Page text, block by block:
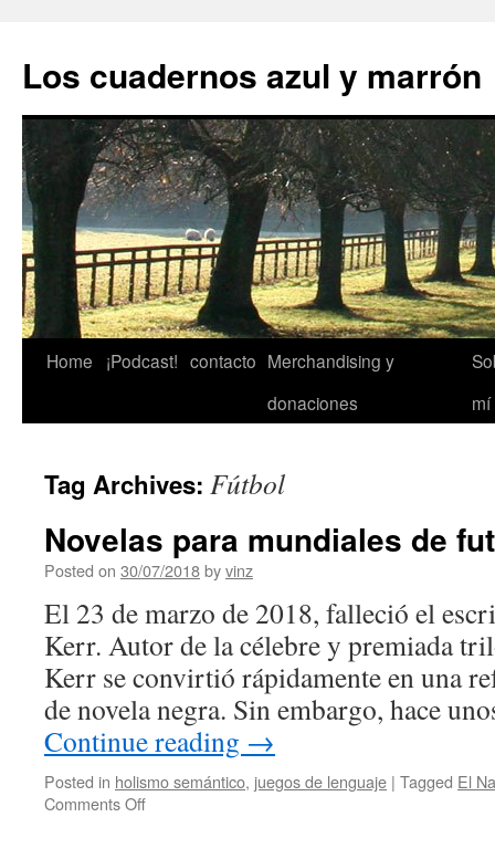
content
Los cuadernos azul y marrón
Home ¡Podcast! contacto Merchandising y
donaciones
mí
Tag Archives: Fútbol
Novelas para mundiales de
Posted on 30/07/2018byvinz
El 23 de marzo de 2018, falleció el
Kerr. Autor de la célebre y premiada
Kerr se convirtió rápidamente en una
de novela negra. Sin embargo, hace
Continue reading →
Posted in holismo semántico, juegos de lenguaje | Tagged El
Comments Offon